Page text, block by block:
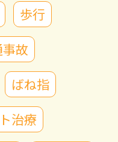
歩行
故
ばね指
治療